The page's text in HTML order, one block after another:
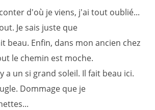
d'où je viens, j'ai tout oublié...
Je sais juste que
beau. Enfin, dans mon ancien chez
le chemin est moche.
y a un si grand soleil. Il fait beau ici.
Dommage que je